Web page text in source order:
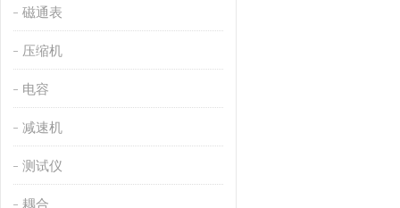
磁通表
压缩机
电容
减速机
测试仪
耦合